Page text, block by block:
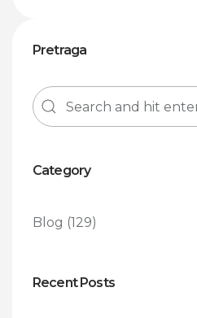
Pretraga
Category
Blog (129)
Recent Posts